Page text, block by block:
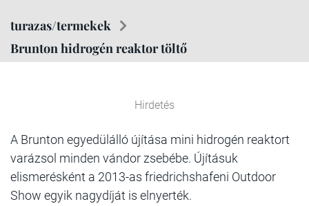
turazas/termekek
Brunton hidrogén reaktor töltő
Hirdetés
A Brunton egyedülálló újítása mini hidrogén reaktort
varázsol minden vándor zsebébe. Újításuk
elismerésként a 2013-as friedrichshafeni Outdoor
Show egyik nagydíját is elnyerték.